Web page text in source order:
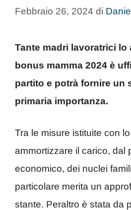
Febbraio 26, 2024 di
Tante madri lavoratrici lo
bonus mamma 2024 è
partito e potrà fornire un
primaria importanza.
Tra le misure istituite con
ammortizzare il carico, dal
economico, dei nuclei
particolare merita un
stante. Peraltro è stata da